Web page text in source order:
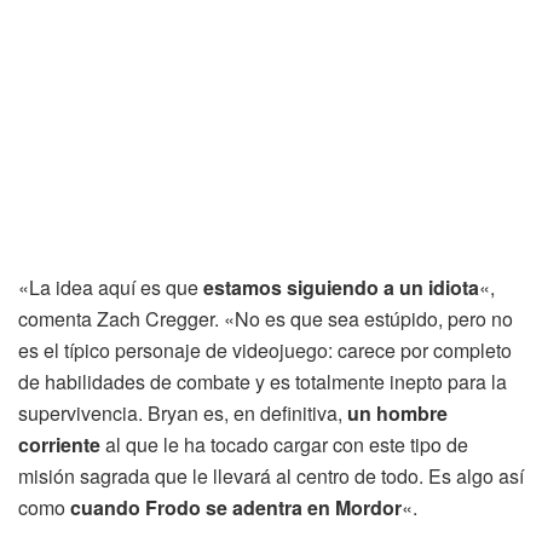
«La idea aquí es queestamos siguiendo a un idiota«,
comenta Zach Cregger. «No es que sea estúpido, pero no
es el típico personaje de videojuego: carece por completo
de habilidades de combate y es totalmente inepto para la
supervivencia. Bryan es, en definitiva, un hombre
corrienteal que le ha tocado cargar con este tipo de
misión sagrada que le llevará al centro de todo. Es algo así
comocuando Frodo se adentra en Mordor«.